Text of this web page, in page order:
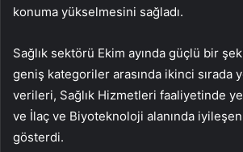
konuma yükselmesini sağladı.
Sağlık sektörü Ekim ayında güçlü bir
geniş kategoriler arasında ikinci sırada
verileri, Sağlık Hizmetleri faaliyetinde
ve İlaç ve Biyoteknoloji alanında
gösterdi.